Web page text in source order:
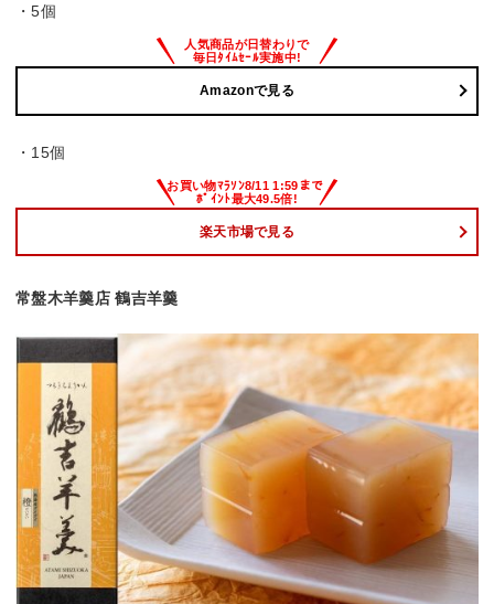
・5個
Amazonで見る
・15個
楽天市場で見る
常盤木羊羹店 鶴吉羊羹